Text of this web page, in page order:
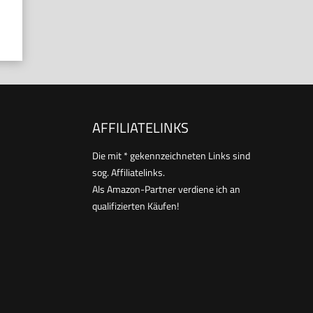
AFFILIATELINKS
Die mit * gekennzeichneten Links sind
sog. Affiliatelinks.
Als Amazon-Partner verdiene ich an
qualifizierten Käufen!